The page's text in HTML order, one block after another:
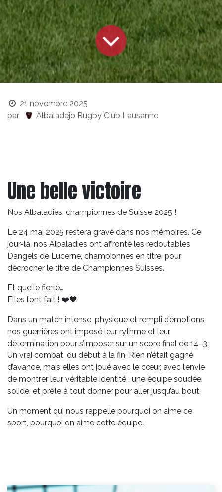
21 novembre 2025
par
Albaladejo Rugby Club Lausanne
Une belle victoire
Nos Albaladies, championnes de Suisse 2025 !
Le 24 mai 2025 restera gravé dans nos mémoires. Ce
jour-là, nos Albaladies ont affronté les redoutables
Dangels de Lucerne, championnes en titre, pour
décrocher le titre de Championnes Suisses.
Et quelle fierté…
Elles l’ont fait ! ❤️🖤
Dans un match intense, physique et rempli d’émotions,
nos guerrières ont imposé leur rythme et leur
détermination pour s’imposer sur un score final de 14–3.
Un vrai combat, du début à la fin. Rien n’était gagné
d’avance, mais elles ont joué avec le cœur, avec l’envie
de montrer leur véritable identité : une équipe soudée,
solide, et prête à tout donner pour aller jusqu’au bout.
Un moment qui nous rappelle pourquoi on aime ce
sport, pourquoi on aime cette équipe.